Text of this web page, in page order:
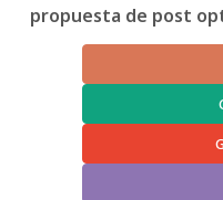
propuesta de post